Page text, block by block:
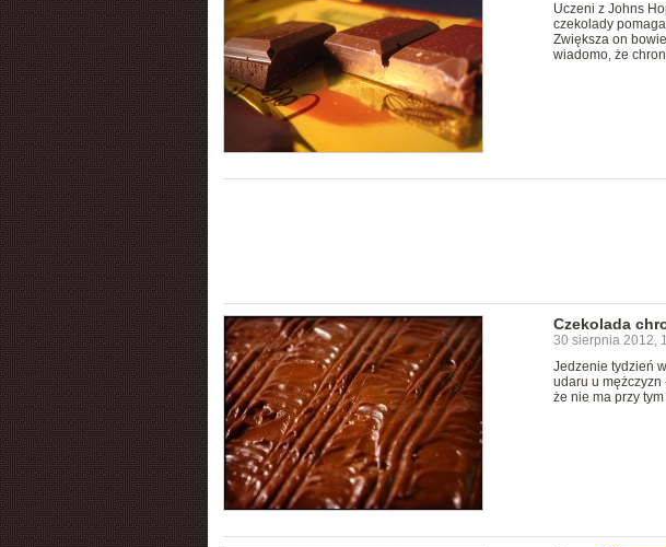
Uczeni z Johns
czekolady
Zwiększa on
wiadomo, że
Czekolada
30 sierpnia 2012,
Jedzenie tydzień
udaru u mężczyzn
że nie ma przy